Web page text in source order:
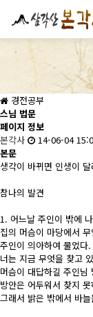
경전공부
스님 법문
페이지 정보
본각사
14-06-04
본문
생각이 바뀌면 인생이
참나의 발견
1. 어느날 주인이 밖에
집의 머슴이 마당에서
주인이 의아하여 물었다.
너는 지금 무엇을 찾고
머슴이 대답하길 주인님
방안은 어두워서 찾지
그래서 밝은 밖에서 바